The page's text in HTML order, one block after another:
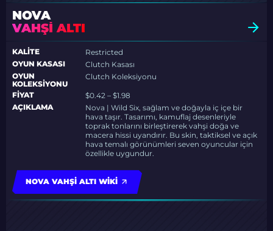
NOVA
VAHŞI ALTI
KALITE
Restricted
OYUN KASASI
Clutch Kasası
OYUN
KOLEKSIYONU
Clutch Koleksiyonu
FIYAT
$0.42 – $1.98
AÇIKLAMA
Nova | Wild Six, sağlam ve doğayla iç içe bir
hava taşır. Tasarımı, kamuflaj desenleriyle
toprak tonlarını birleştirerek vahşi doğa ve
macera hissi uyandırır. Bu skin, taktiksel ve açık
hava temalı görünümleri seven oyuncular için
özellikle uygundur.
NOVA VAHŞI ALTI WIKI